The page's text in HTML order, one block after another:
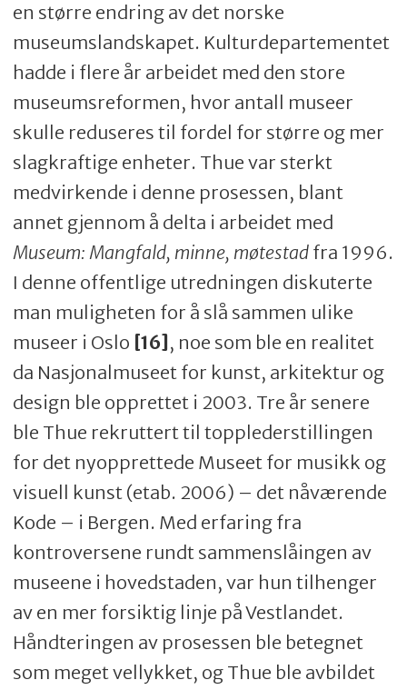
en større endring av det norske
museumslandskapet. Kulturdepartementet
hadde i flere år arbeidet med den store
museumsreformen, hvor antall museer
skulle reduseres til fordel for større og mer
slagkraftige enheter. Thue var sterkt
medvirkende i denne prosessen, blant
annet gjennom å delta i arbeidet med
Museum: Mangfald, minne, møtestad fra 1996.
I denne offentlige utredningen diskuterte
man muligheten for å slå sammen ulike
museer i Oslo [16], noe som ble en realitet
da Nasjonalmuseet for kunst, arkitektur og
design ble opprettet i 2003. Tre år senere
ble Thue rekruttert til topplederstillingen
for det nyopprettede Museet for musikk og
visuell kunst (etab. 2006) – det nåværende
Kode – i Bergen. Med erfaring fra
kontroversene rundt sammenslåingen av
museene i hovedstaden, var hun tilhenger
av en mer forsiktig linje på Vestlandet.
Håndteringen av prosessen ble betegnet
som meget vellykket, og Thue ble avbildet